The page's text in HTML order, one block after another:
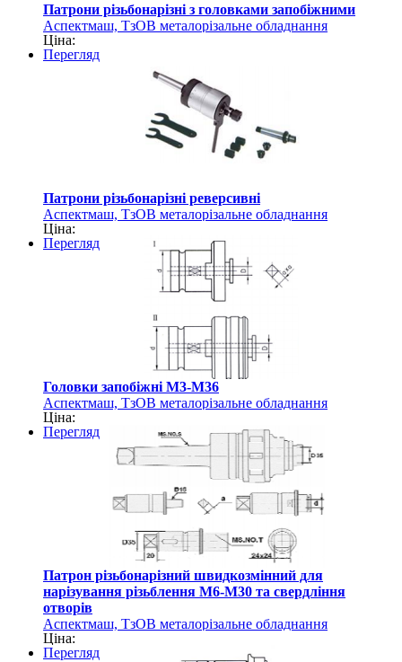
Патрони різьбонарізні з головками запобіжними
Аспектмаш, ТзОВ металорізальне обладнання
Ціна:
Перегляд
Патрони різьбонарізні реверсивні
Аспектмаш, ТзОВ металорізальне обладнання
Ціна:
Перегляд
Головки запобіжні М3-М36
Аспектмаш, ТзОВ металорізальне обладнання
Ціна:
Перегляд
Патрон різьбонарізний швидкозмінний для
нарізування різьблення М6-М30 та свердління
отворів
Аспектмаш, ТзОВ металорізальне обладнання
Ціна:
Перегляд